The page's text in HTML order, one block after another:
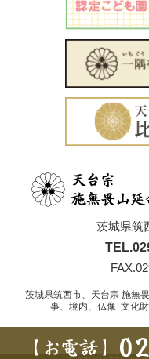
茨城県筑
茨城県筑西市、天台宗 施無
事、境内、仏像･文化